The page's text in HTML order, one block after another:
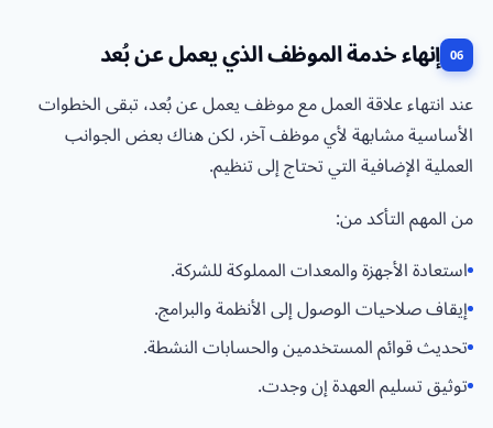
إنهاء خدمة الموظف الذي يعمل عن بُعد
عند انتهاء علاقة العمل مع موظف يعمل عن بُعد، تبقى الخطوات
الأساسية مشابهة لأي موظف آخر، لكن هناك بعض الجوانب
العملية الإضافية التي تحتاج إلى تنظيم.
من المهم التأكد من:
استعادة الأجهزة والمعدات المملوكة للشركة.
إيقاف صلاحيات الوصول إلى الأنظمة والبرامج.
تحديث قوائم المستخدمين والحسابات النشطة.
توثيق تسليم العهدة إن وجدت.